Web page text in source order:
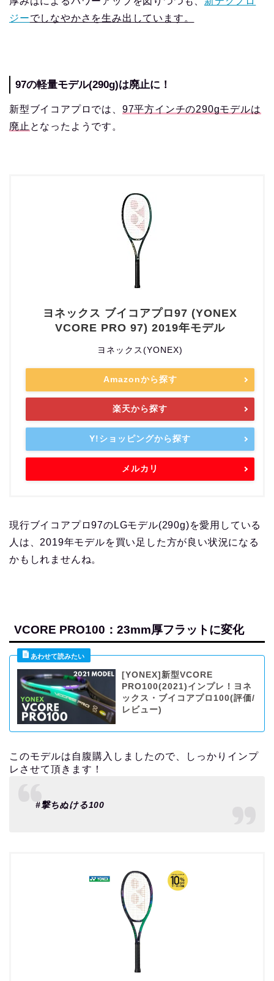
ジーでしなやかさを生み出しています。
97の軽量モデル(290g)は廃止に！
新型ブイコアプロでは、 97平方インチの290gモデルは
廃止 となったようです。
ヨネックス ブイコアプロ97 (YONEX
VCORE PRO 97) 2019年モデル
ヨネックス(YONEX)
Amazonから探す
楽天から探す
Y!ショッピングから探す
メルカリ
現行ブイコアプロ97のLGモデル(290g)を愛用している
人は、2019年モデルを買い足した方が良い状況になる
かもしれませんね。
VCORE PRO100：23mm厚フラットに変化
[YONEX]新型VCORE
PRO100(2021)インプレ！ヨネ
ックス・ブイコアプロ100(評価/
レビュー)
このモデルは自腹購入しましたので、しっかりインプ
レさせて頂きます！
#撃ちぬける100